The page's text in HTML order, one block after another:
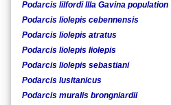
Podarcis lilfordi Illa Gavina population
Podarcis liolepis cebennensis
Podarcis liolepis atratus
Podarcis liolepis liolepis
Podarcis liolepis sebastiani
Podarcis lusitanicus
Podarcis muralis brongniardii